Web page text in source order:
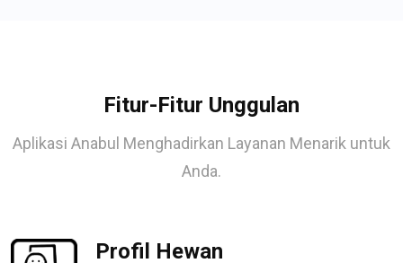
Fitur-Fitur Unggulan
Aplikasi Anabul Menghadirkan Layanan Menarik untuk
Anda.
Profil Hewan